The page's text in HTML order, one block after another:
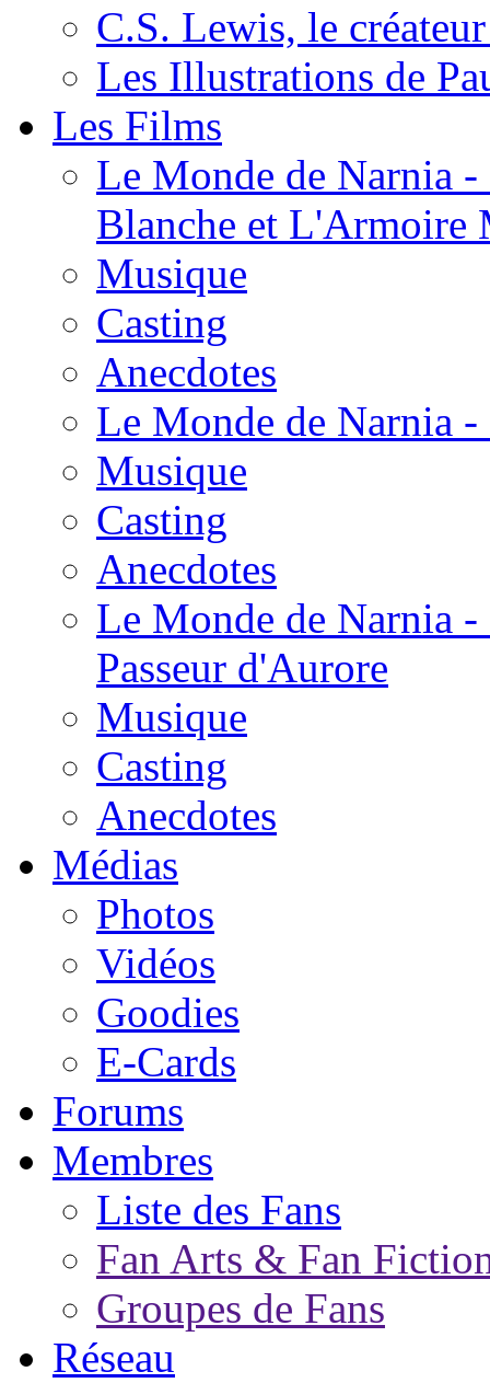
C.S. Lewis, le
Les Illustrations de
Les Films
Le Monde de Narnia
Blanche et L'Armoire
Musique
Casting
Anecdotes
Le Monde de Narnia
Musique
Casting
Anecdotes
Le Monde de Narnia
Passeur d'Aurore
Musique
Casting
Anecdotes
Médias
Photos
Vidéos
Goodies
E-Cards
Forums
Membres
Liste des Fans
Fan Arts & Fan
Groupes de Fans
Réseau